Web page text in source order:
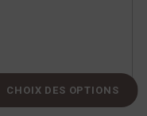
CHOIX DES OPTIONS